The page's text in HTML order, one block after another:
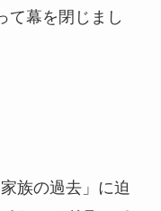
て幕を閉じまし
族の過去」に迫